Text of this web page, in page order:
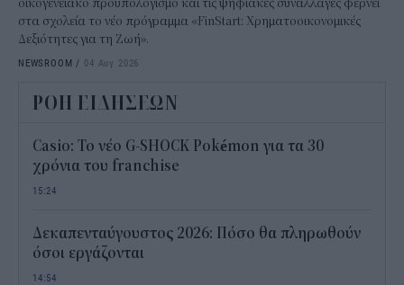
στα σχολεία το νέο πρόγραμμα «FinStart: Χρηματοοικονομικές
Δεξιότητες για τη Ζωή».
NEWSROOM / 04 Αυγ 2026
ΡΟΗ ΕΙΔΗΣΕΩΝ
Casio: Το νέο G-SHOCK Pokémon για τα 30
χρόνια του franchise
15:24
Δεκαπενταύγουστος 2026: Πόσο θα πληρωθούν
όσοι εργάζονται
14:54